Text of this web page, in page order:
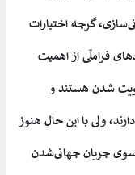
گرچه اختیارات
فراملّی از اهمیت
شدن هستند و
ولی با این حال هنوز
سوی جریان جهانی‌شدن